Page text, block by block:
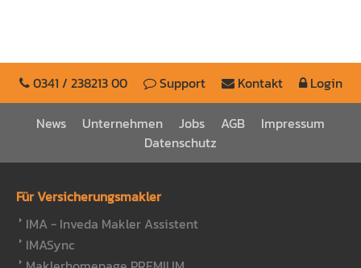
0341 / 238213 00 Support Kontakt Login
News Unternehmen Jobs AGB
Impressum
Datenschutz
Für Versicherungsmakler
IMA - Inveda Makler Assistent
IMASync